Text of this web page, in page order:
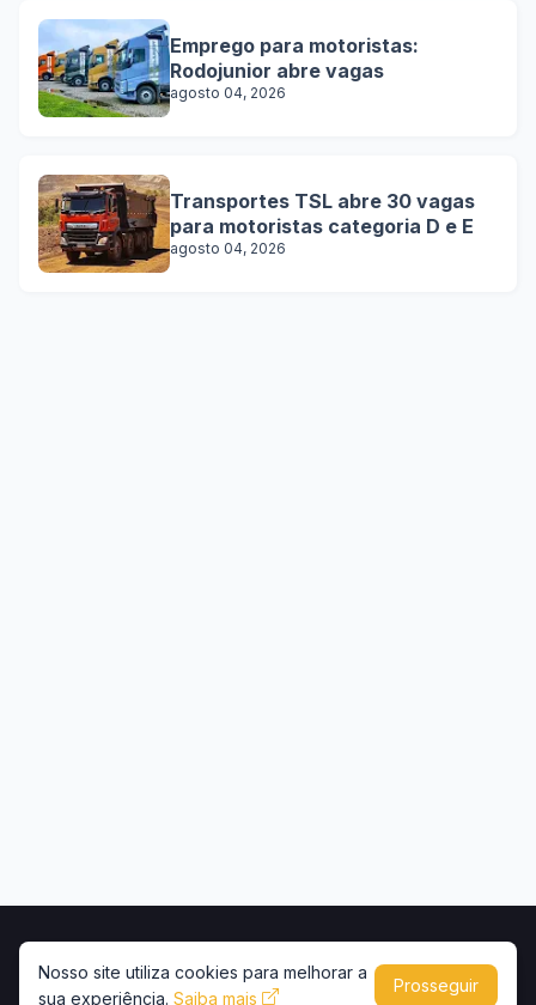
Emprego para motoristas:
Rodojunior abre vagas
agosto 04, 2026
Transportes TSL abre 30 vagas
para motoristas categoria D e E
agosto 04, 2026
Copyright © 2026 -Portal Caminhões e Carretas
Nosso site utiliza cookies para melhorar a
sua experiência. Saiba mais
Prosseguir